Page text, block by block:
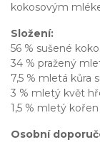
kokosovým
Složení:
56 % sušené
34 % pražený
7,5 % mletá kůra
3 % mletý květ
1,5 % mletý
Osobní